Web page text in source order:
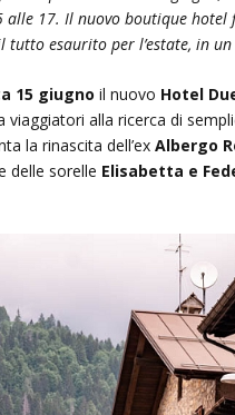
alle 17. Il nuovo boutique
tutto esaurito per l’estate, in
15 giugnoil nuovo Hotel
viaggiatori alla ricerca di
la rinascita dell’exAlbergo
delle sorelle Elisabetta e